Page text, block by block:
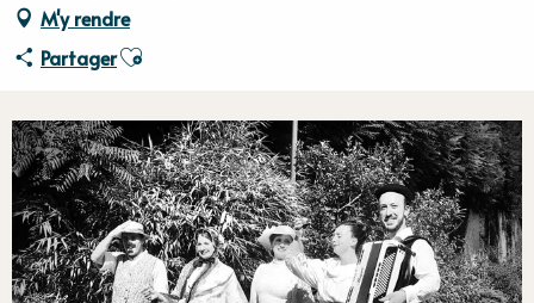
M'y rendre
PartagerAjouter aux favoris